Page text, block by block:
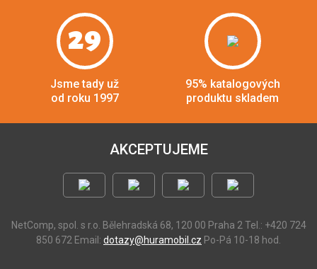
29
Jsme tady už
od roku 1997
95% katalogových
produktu skladem
AKCEPTUJEME
NetComp, spol. s r.o. Bělehradská 68, 120 00 Praha 2 Tel.: +420 724
850 672 Email: dotazy@huramobil.cz Po-Pá 10-18 hod.